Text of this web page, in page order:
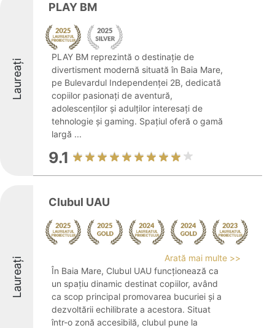
Laureați
PLAY BM
PLAY BM reprezintă o destinație de
divertisment modernă situată în Baia Mare,
pe Bulevardul Independenței 2B, dedicată
copiilor pasionați de aventură,
adolescenților și adulților interesați de
tehnologie și gaming. Spațiul oferă o gamă
largă ...
9.1
Laureați
Clubul UAU
Arată mai multe >>
În Baia Mare, Clubul UAU funcționează ca
un spațiu dinamic destinat copiilor, având
ca scop principal promovarea bucuriei și a
dezvoltării echilibrate a acestora. Situat
într-o zonă accesibilă, clubul pune la